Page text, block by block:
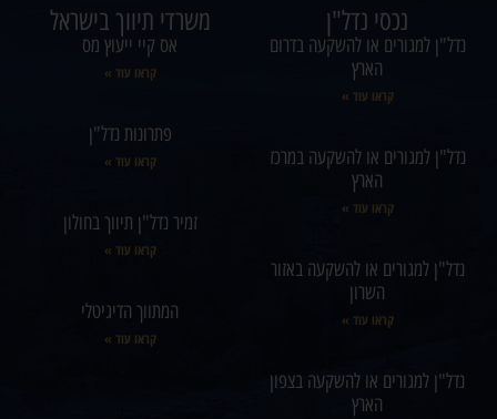
נכסי נדל"ן
נדל"ן למגורים או להשקעה בדרום
הארץ
קראו עוד »
נדל"ן למגורים או להשקעה במרכז
הארץ
קראו עוד »
נדל"ן למגורים או להשקעה באזור
השרון
קראו עוד »
נדל"ן למגורים או להשקעה בצפון
הארץ
משרדי תיווך בישראל
אס קיי ייעוץ מס
קראו עוד »
פתרונות נדל"ן
קראו עוד »
זמיר נדל"ן תיווך בחולון
קראו עוד »
המתווך הדיגיטלי
קראו עוד »